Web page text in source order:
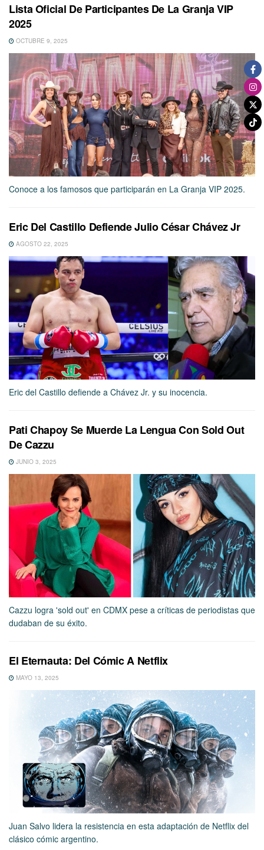
Lista Oficial De Participantes De La Granja VIP
2025
OCTUBRE 9, 2025
Conoce a los famosos que participarán en La Granja VIP 2025.
Eric Del Castillo Defiende Julio César Chávez Jr
AGOSTO 22, 2025
Eric del Castillo defiende a Chávez Jr. y su inocencia.
Pati Chapoy Se Muerde La Lengua Con Sold Out
De Cazzu
JUNIO 3, 2025
Cazzu logra 'sold out' en CDMX pese a críticas de periodistas que
dudaban de su éxito.
El Eternauta: Del Cómic A Netflix
MAYO 13, 2025
Juan Salvo lidera la resistencia en esta adaptación de Netflix del
clásico cómic argentino.